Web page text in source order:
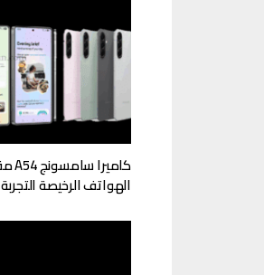
الهواتف الرخيصة التجربة